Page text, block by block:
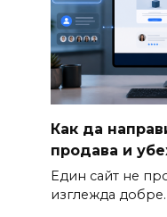
Как да
продава и
Един сайт не
изглежда добре.